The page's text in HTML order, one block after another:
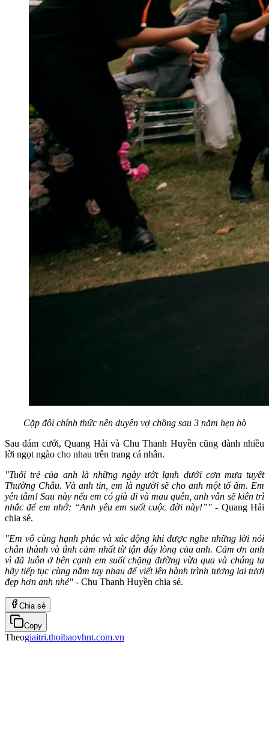
Cặp đôi chính thức nên duyên vợ chồng sau 3 năm hẹn hò
Sau đám cưới, Quang Hải và Chu Thanh Huyền cũng dành nhiều
lời ngọt ngào cho nhau trên trang cá nhân.
"Tuổi trẻ của anh là những ngày ướt lạnh dưới cơn mưa tuyết
Thường Châu. Và anh tin, em là người sẽ cho anh một tổ ấm. Em
yên tâm! Sau này nếu em có già đi và mau quên, anh vẫn sẽ kiên trì
nhắc để em nhớ: “Anh yêu em suốt cuộc đời này!”" - Quang Hải
chia sẻ.
"Em vô cùng hạnh phúc và xúc động khi được nghe những lời nói
chân thành và tình cảm nhất từ tận đáy lòng của anh. Cảm ơn anh
vì đã luôn ở bên cạnh em suốt chặng đường vừa qua và chúng ta
hãy tiếp tục cùng nắm tay nhau để viết lên hành trình tương lai tươi
đẹp hơn anh nhé" - Chu Thanh Huyền chia sẻ.
Chia sẻ
Copy
Theogiaitri.thoibaovhnt.com.vn